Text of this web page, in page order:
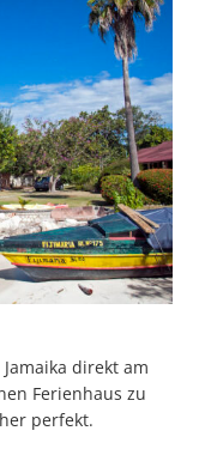
direkt am
Ferienhaus zu
perfekt.